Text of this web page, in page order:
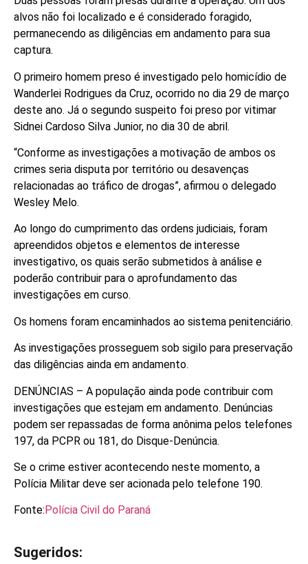
alvos não foi localizado e é considerado foragido,
permanecendo as diligências em andamento para sua
captura.
O primeiro homem preso é investigado pelo homicídio de
Wanderlei Rodrigues da Cruz, ocorrido no dia 29 de março
deste ano. Já o segundo suspeito foi preso por vitimar
Sidnei Cardoso Silva Junior, no dia 30 de abril.
“Conforme as investigações a motivação de ambos os
crimes seria disputa por território ou desavenças
relacionadas ao tráfico de drogas”, afirmou o delegado
Wesley Melo.
Ao longo do cumprimento das ordens judiciais, foram
apreendidos objetos e elementos de interesse
investigativo, os quais serão submetidos à análise e
poderão contribuir para o aprofundamento das
investigações em curso.
Os homens foram encaminhados ao sistema penitenciário.
As investigações prosseguem sob sigilo para preservação
das diligências ainda em andamento.
DENÚNCIAS – A população ainda pode contribuir com
investigações que estejam em andamento. Denúncias
podem ser repassadas de forma anônima pelos telefones
197, da PCPR ou 181, do Disque-Denúncia.
Se o crime estiver acontecendo neste momento, a
Polícia Militar deve ser acionada pelo telefone 190.
Fonte: Polícia Civil do Paraná
Sugeridos: